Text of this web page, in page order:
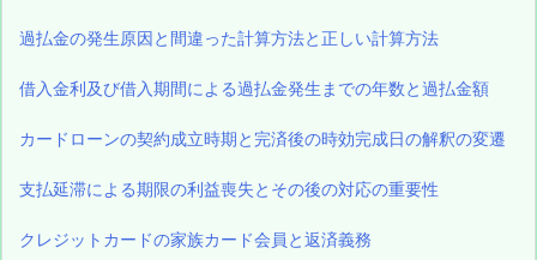
過払金の発生原因と間違った計算方法と正しい計算方法
借入金利及び借入期間による過払金発生までの年数と過払金額
カードローンの契約成立時期と完済後の時効完成日の解釈の変遷
支払延滞による期限の利益喪失とその後の対応の重要性
クレジットカードの家族カード会員と返済義務